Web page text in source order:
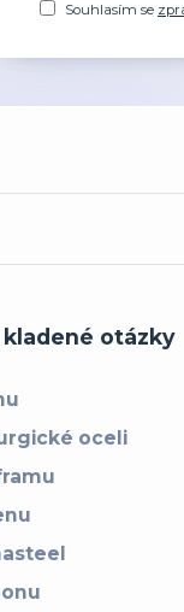
Souhlasím se
kladené otázky
oceli